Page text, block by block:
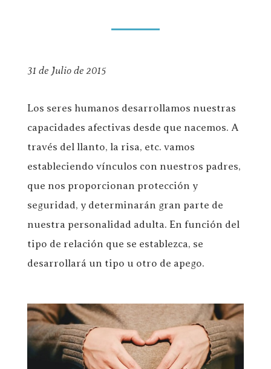
31 de Julio de 2015
Los seres humanos desarrollamos nuestras
capacidades afectivas desde que nacemos. A
través del llanto, la risa, etc. vamos
estableciendo vínculos con nuestros padres,
que nos proporcionan protección y
seguridad, y determinarán gran parte de
nuestra personalidad adulta. En función del
tipo de relación que se establezca, se
desarrollará un tipo u otro de apego.